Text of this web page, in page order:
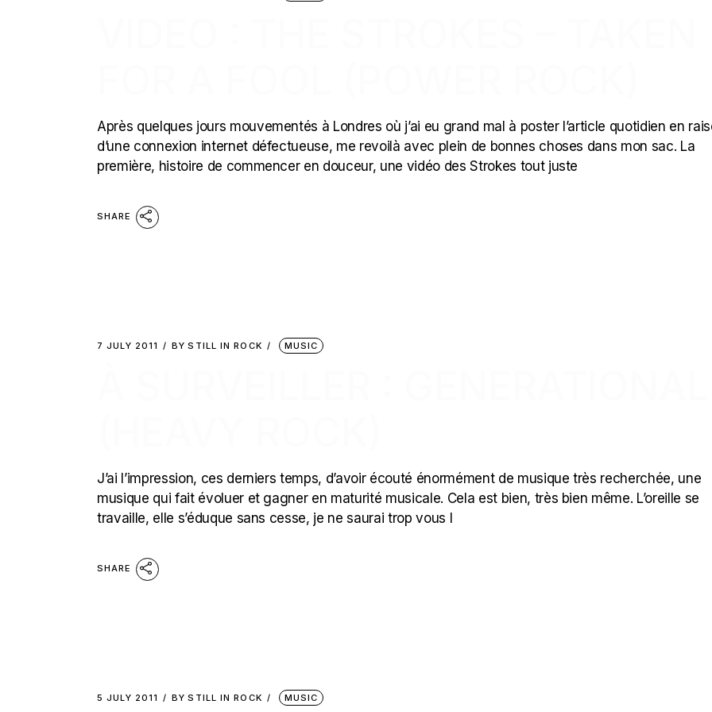
Après quelques jours mouvementés à Londres où j’ai eu grand mal à poster l’article quotidien en
d’une connexion internet défectueuse, me revoilà avec plein de bonnes choses dans mon sac. La
première, histoire de commencer en douceur, une vidéo des Strokes tout juste
SHARE
7 JULY 2011 BY STILL IN ROCK MUSIC
J’ai l’impression, ces derniers temps, d’avoir écouté énormément de musique très recherchée, une
musique qui fait évoluer et gagner en maturité musicale. Cela est bien, très bien même. L’oreille se
travaille, elle s’éduque sans cesse, je ne saurai trop vous l
SHARE
5 JULY 2011 BY STILL IN ROCK MUSIC